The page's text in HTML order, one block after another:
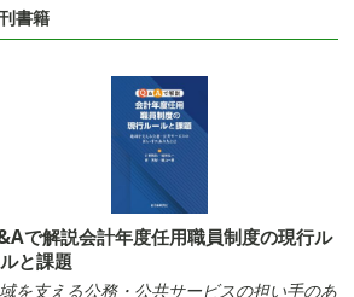
書籍
で解説会計年度任用職員制度の現行ル
と課題
を支える公務・公共サービスの担い手のあ